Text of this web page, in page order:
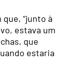
“junto à
estava um
que
estaria